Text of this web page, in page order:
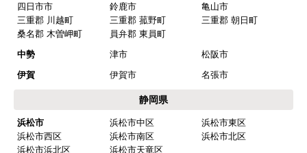
四日市市
鈴鹿市
亀山市
三重郡 川越町
三重郡 菰野町
三重郡 朝日町
桑名郡 木曽岬町
員弁郡 東員町
中勢
津市
松阪市
伊賀
伊賀市 名張市
静岡県
浜松市 浜松市中区
浜松市東区
浜松市西区
浜松市南区
浜松市北区
浜松市浜北区
浜松市天竜区